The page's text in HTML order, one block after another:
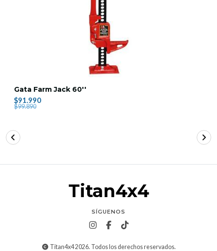
Gata Farm Jack 60''
$91.990
$99.890
Titan4x4
SÍGUENOS
Titan4x4 2026. Todos los derechos reservados.